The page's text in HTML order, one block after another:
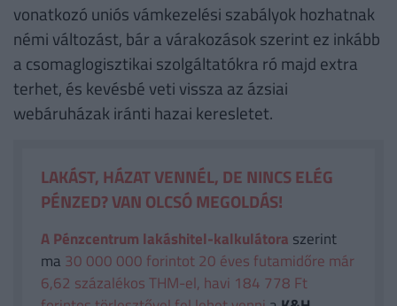
vonatkozó uniós vámkezelési szabályok hozhatnak
némi változást, bár a várakozások szerint ez inkább
a csomaglogisztikai szolgáltatókra ró majd extra
terhet, és kevésbé veti vissza az ázsiai
webáruházak iránti hazai keresletet.
LAKÁST, HÁZAT VENNÉL, DE NINCS ELÉG
PÉNZED? VAN OLCSÓ MEGOLDÁS!
A Pénzcentrum lakáshitel-kalkulátora szerint
ma 30 000 000 forintot 20 éves futamidőre már
6,62 százalékos THM-el, havi 184 778 Ft